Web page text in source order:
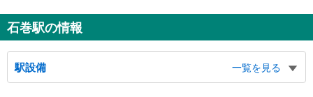
石巻駅の情報
駅設備
一覧を見る